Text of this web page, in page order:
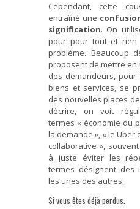
Cependant, cette
entraîné une
signification. On
pour pour tout et
problème. Beaucoup
proposent de mettre
des demandeurs,
biens et services, se
des nouvelles places
décrire, on voit
termes « économie du
la demande », « le Uber
collaborative »,
à juste éviter les
termes désignent des
les unes des autres.
Si vous êtes déjà perdus.